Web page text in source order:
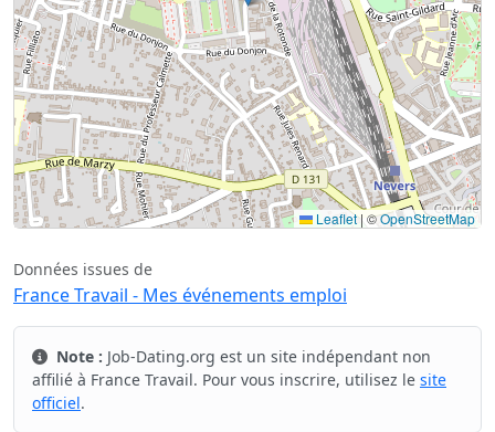
Leaflet | ©OpenStreetMap
Données issues de
France Travail - Mes événements emploi
Note : Job-Dating.org est un site indépendant non
affilié à France Travail. Pour vous inscrire, utilisez le site
officiel.